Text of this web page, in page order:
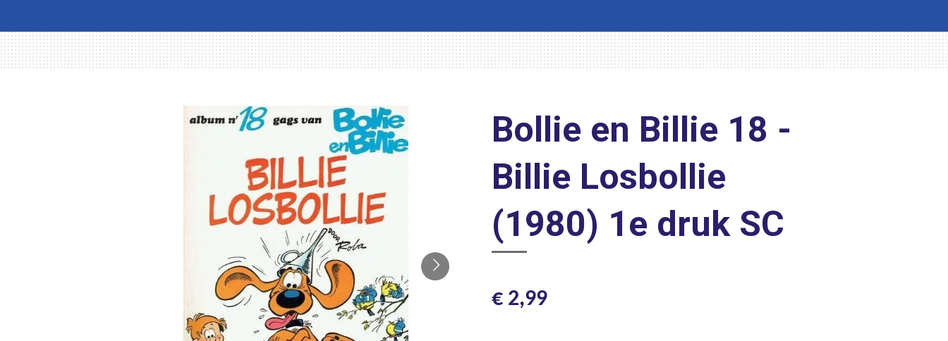
Bollie en Billie 18 -
Billie Losbollie
(1980) 1e druk SC
€ 2,99